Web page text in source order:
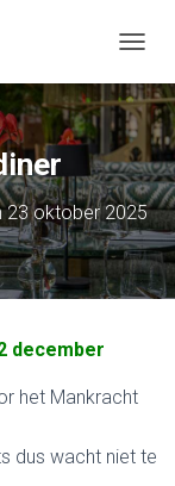
O
G
G
L
E
N
A
V
I
G
N
23 oktober 2025
december
het Mankracht
dus wacht niet te